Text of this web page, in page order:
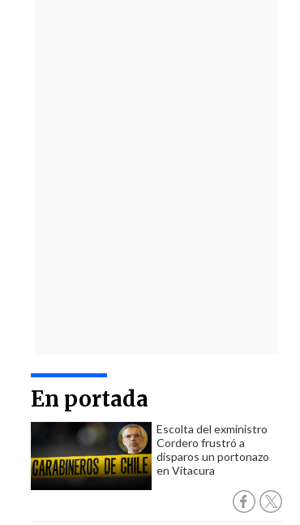
En portada
Escolta del exministro
Cordero frustró a
disparos un portonazo
en Vitacura